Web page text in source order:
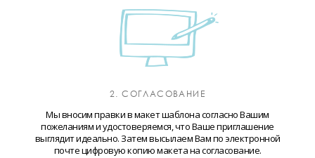
2. СОГЛАСОВАНИЕ
Мы вносим правки в макет шаблона согласно Вашим
пожеланиям и удостоверяемся, что Ваше приглашение
выглядит идеально. Затем высылаем Вам по электронной
почте цифровую копию макета на согласование.